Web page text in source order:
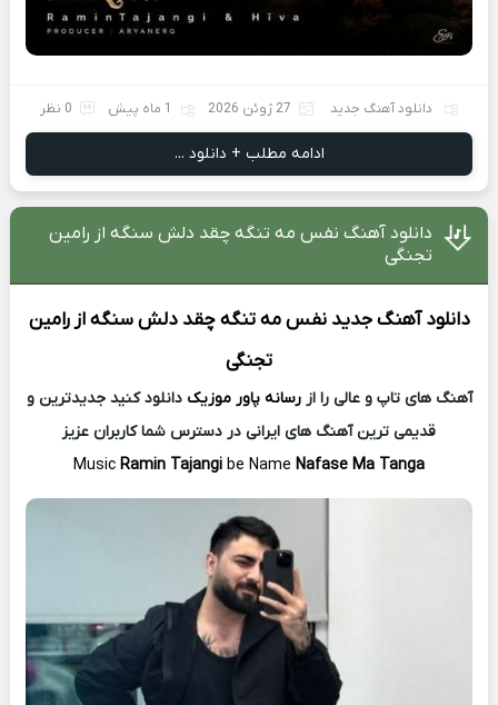
دانلود آهنگ جدید 27 ژوئن 2026 1 ماه پیش 0 نظر
ادامه مطلب + دانلود ...
دانلود آهنگ نفس مه تنگه چقد دلش سنگه از رامین
تجنگی
دانلود آهنگ جدید نفس مه تنگه چقد دلش سنگه ازرامین
تجنگی
آهنگ های تاپ و عالی را ازرسانه پاور موزیک دانلود کنید جدیدترین و
قدیمی ترین آهنگ های ایرانی در دسترس شما کاربران عزیز
Music Ramin Tajangi be Name Nafase Ma Tanga